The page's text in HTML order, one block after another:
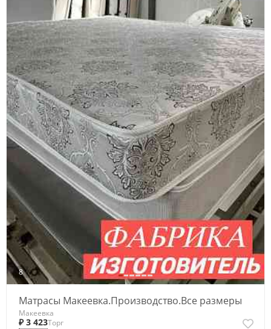
8
Матрасы Макеевка.Производство.Все размеры
Макеевка
₽ 3 423Торг